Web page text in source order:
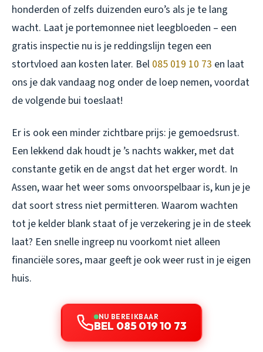
honderden of zelfs duizenden euro’s als je te lang
wacht. Laat je portemonnee niet leegbloeden – een
gratis inspectie nu is je reddingslijn tegen een
stortvloed aan kosten later. Bel 085 019 10 73 en laat
ons je dak vandaag nog onder de loep nemen, voordat
de volgende bui toeslaat!
Er is ook een minder zichtbare prijs: je gemoedsrust.
Een lekkend dak houdt je ’s nachts wakker, met dat
constante getik en de angst dat het erger wordt. In
Assen, waar het weer soms onvoorspelbaar is, kun je je
dat soort stress niet permitteren. Waarom wachten
tot je kelder blank staat of je verzekering je in de steek
laat? Een snelle ingreep nu voorkomt niet alleen
financiële sores, maar geeft je ook weer rust in je eigen
huis.
NU BEREIKBAAR
BEL 085 019 10 73